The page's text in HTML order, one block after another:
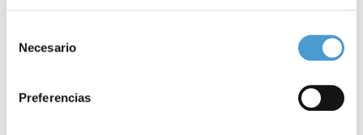
de cookies
Necesario
Preferencias